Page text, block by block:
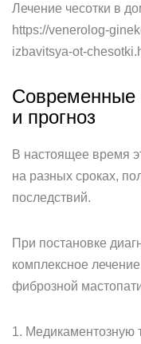
Лечение чесотки в
https://venerolog-
izbavitsya-ot-
Современные
и прогноз
В настоящее время
на разных сроках,
последствий.
При постановке
комплексное
фиброзной
1. Медикаментозную